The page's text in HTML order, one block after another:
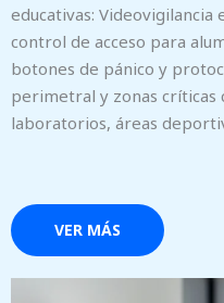
educativas: Videovigilancia
control de acceso para
botones de pánico y
perimetral y zonas críticas
laboratorios, áreas
VER MÁS